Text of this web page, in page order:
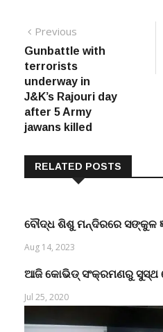
Post
navigation
Previous
post:
Gunbattle with
terrorists
underway in
J&K’s Rajouri day
after 5 Army
jawans killed
RELATED POSTS
ବୌଦ୍ଧ ଶିଶୁ ମନ୍ଦିରରେ ସଙ୍କୁଳ
Aug 14, 2023
ଆଜି କୋଭିଡ୍ ସଂକ୍ରମଣରୁ ସୁସ୍ଥ
Jul 25, 2020